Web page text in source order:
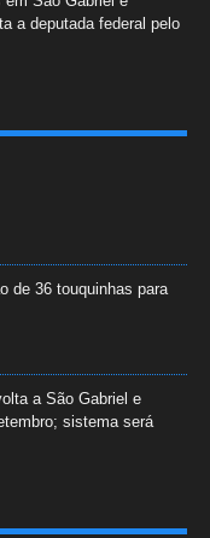
a deputada federal pelo
de 36 touquinhas para
a São Gabriel e
sistema será